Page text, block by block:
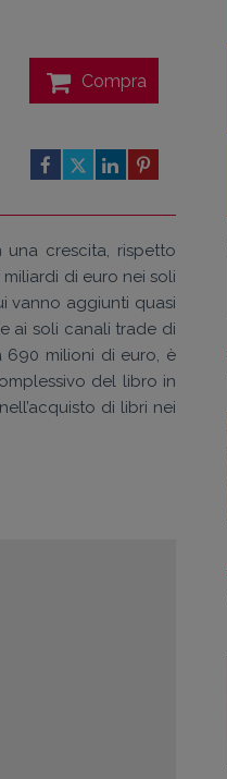
Compra
crescita, rispetto
miliardi di euro nei soli
vanno aggiunti quasi
ai soli canali trade di
690 milioni di euro, è
del libro in
di libri nei